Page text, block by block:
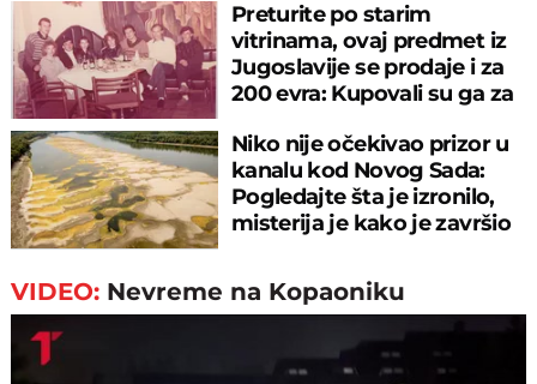
Preturite po starim
vitrinama, ovaj predmet iz
Jugoslavije se prodaje i za
200 evra: Kupovali su ga za
Niko nije očekivao prizor u
kanalu kod Novog Sada:
Pogledajte šta je izronilo,
misterija je kako je završio
VIDEO: Nevreme na Kopaoniku